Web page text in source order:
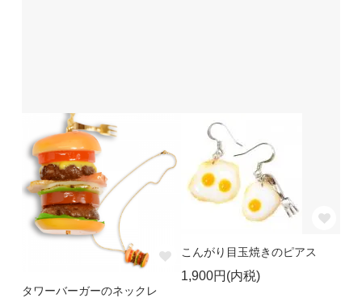
タワーバーガーのネックレ
こんがり目玉焼きのピアス
1,900円(内税)